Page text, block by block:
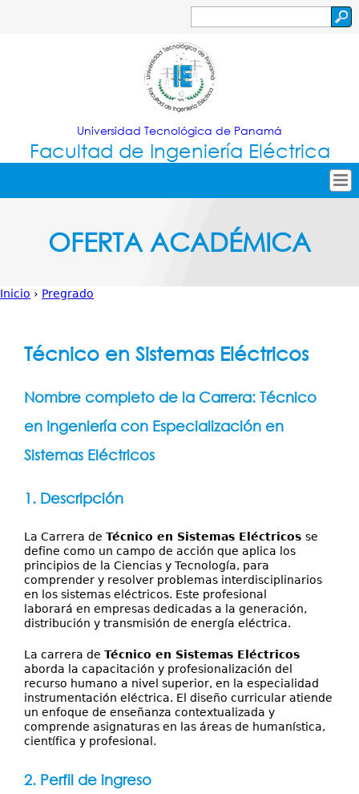
Jump to navigation
de
búsqueda
Universidad Tecnológica de Panamá
Facultad de Ingeniería Eléctrica
Nuestra Facultad
Servicios
Publicaciones
OFERTA ACADÉMICA
está
Inicio › Pregrado
Técnico en Sistemas Eléctricos
Nombre completo de la Carrera: Técnico
en Ingeniería con Especialización en
Sistemas Eléctricos
1. Descripción
La Carrera de Técnico en Sistemas Eléctricos se
define como un campo de acción que aplica los
principios de la Ciencias y Tecnología, para
comprender y resolver problemas interdisciplinarios
en los sistemas eléctricos. Este profesional
laborará en empresas dedicadas a la generación,
distribución y transmisión de energía eléctrica.
La carrera de Técnico en Sistemas Eléctricos
aborda la capacitación y profesionalización del
recurso humano a nivel superior, en la especialidad
instrumentación eléctrica. El diseño curricular atiende
un enfoque de enseñanza contextualizada y
comprende asignaturas en las áreas de humanística,
científica y profesional.
2. Perfil de ingreso